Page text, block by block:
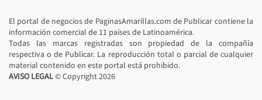
El portal de negocios de PaginasAmarillas.com de Publicar contiene la
información comercial de 11 países de Latinoamérica.
Todas las marcas registradas son propiedad de la compañía
respectiva o de Publicar. La reproducción total o parcial de cualquier
material contenido en este portal está prohibido.
AVISO LEGAL© Copyright2026